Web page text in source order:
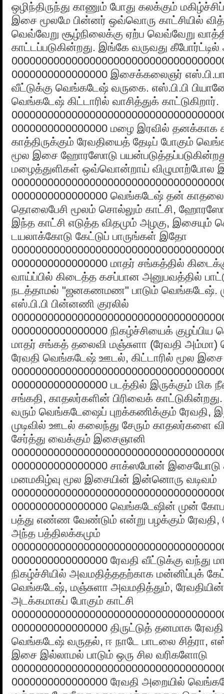
ஒழிந்திருந்து காணும் போது கலக்கும்
இசை மூலமே பின்னர் ஒவ்வொரு காட்சியில்
வெவ்வேறு சூழ்நிலைக்கு ஏற்ப வெவ்வேறு
காட்டப்படுகின்றது. இங்கே வருவது கீபோர்ட்டில்
0000000000000000 இசைக்கலைஞர்
வீட்டுக்கு வெங்கடேஷ் வருகை. எஸ்.பி.பி
வெங்கடேஷ் கிட்டாரில் வாசித்துக் காட்டுகிறார்.
0000000000000000 மழை இரவில் தனக்காக
காத்திருக்கும் ரேவதியைத் தேடிப் போகும்
மூல இசை ஹோரஸோடு
மழைத்துளிகள் ஒவ்வொன்றாய் விழுமாற்போல
0000000000000000 வெங்கடேஷ் தன் காதலை
தொலைபேசி மூலம் சொல்லும் காட்சி,
இந்த காட்சி எடுத்த விதமும் அழகு,
டயலாக்கோடு கேட்டுப் பாருங்கள் இதோ
0000000000000000 மாதர் சங்கத்தில்
வாய்ப்பில் கிடைத்த கசப்பான அனுபவத்தில்
நடத்தாமல் "ஜனகணமண" பாடும் வெங்கடேஷ்.
எஸ்.பி.பி பின்னணி குரலில்
0000000000000000 நிகழ்ச்சியைக்
மாதர் சங்கத் தலைவி மஞ்சுளா (ரேவதி
ரேவதி வெங்கடேஷ் ஊடல், கிட்டாரில் மூல
0000000000000000 படத்தில் இருக்கும்
சங்கதி, காதலர்களின் பிரிவைக்
வரும் வெங்கடேஷைப் புறக்கணிக்கும்
முடிவில் ஊடல் கலைந்து சேரும் காதலர்களை
சேர்த்து வைக்கும் இசைஞானி
0000000000000000 சாக்ஸபோன்
மனமகிழ்வு மூல இசையின் இன்னொரு வடிவம்
0000000000000000 வெங்கடேஷின் முன்
பத்து எண்ண வேண்டும் என்று பழக்கும்
அந்த பத்திலக்கமும்
0000000000000000 ரேவதி வீட்டுக்கு வந்து
நிகழ்ச்சியில் அவமதித்ததற்காக மன்னிப்புக்
வெங்கடேஷ், மஞ்சுளா அவமதித்தும்,
அடக்கமாகப் போகும் காட்சி
0000000000000000 திருட்டுத் தனமாக
வெங்கடேஷ் வருதல், ஈ நாடே பாடலை சித்ரா,
இசை இல்லாமல் பாடும் ஒரு சில வரிகளோடு
0000000000000000 ரேவதி அறையில்